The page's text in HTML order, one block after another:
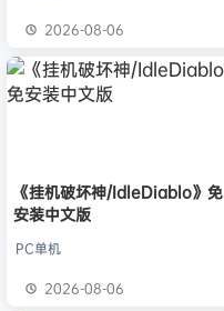
2026-08-06
《挂机破坏神/IdleDiablo》免
安装中文版
PC单机
2026-08-06